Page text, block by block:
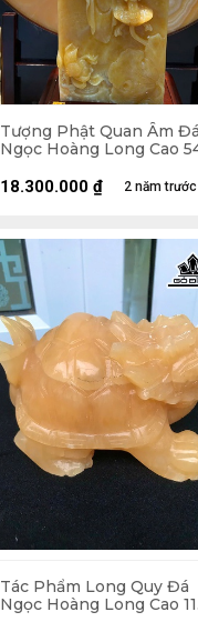
Tượng Phật Quan Âm Đá
Ngọc Hoàng Long Cao
2 năm trước
18.300.000 ₫
Tác Phẩm Long Quy Đá
Ngọc Hoàng Long Cao 11